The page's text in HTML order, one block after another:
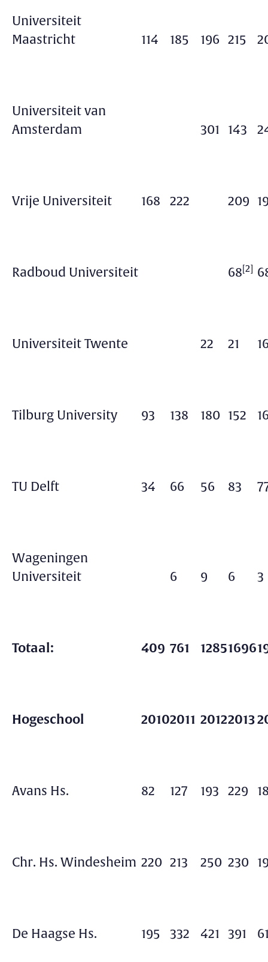
Universiteit
Maastricht
114 185 196 215
Universiteit van
Amsterdam
301 143
Vrije Universiteit 168 222 209
Radboud Universiteit 68[2]
Universiteit Twente 22 21
Tilburg University 93 138 180 152
TU Delft 34 66 56 83
Wageningen
Universiteit
6 9 6 3
Totaal: 409 761 12851696
Hogeschool 20102011 20122013
Avans Hs. 82 127 193 229
Chr. Hs. Windesheim 220 213 250 230
De Haagse Hs. 195 332 421 391